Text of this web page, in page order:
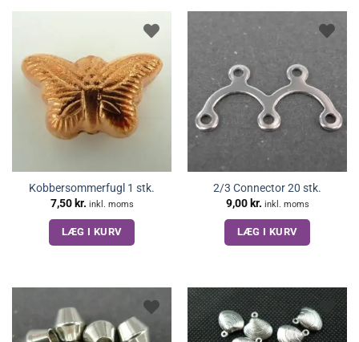
Kobbersommerfugl 1 stk.
7,50 kr. inkl. moms
LÆG I KURV
2/3 Connector 20 stk.
9,00 kr. inkl. moms
LÆG I KURV